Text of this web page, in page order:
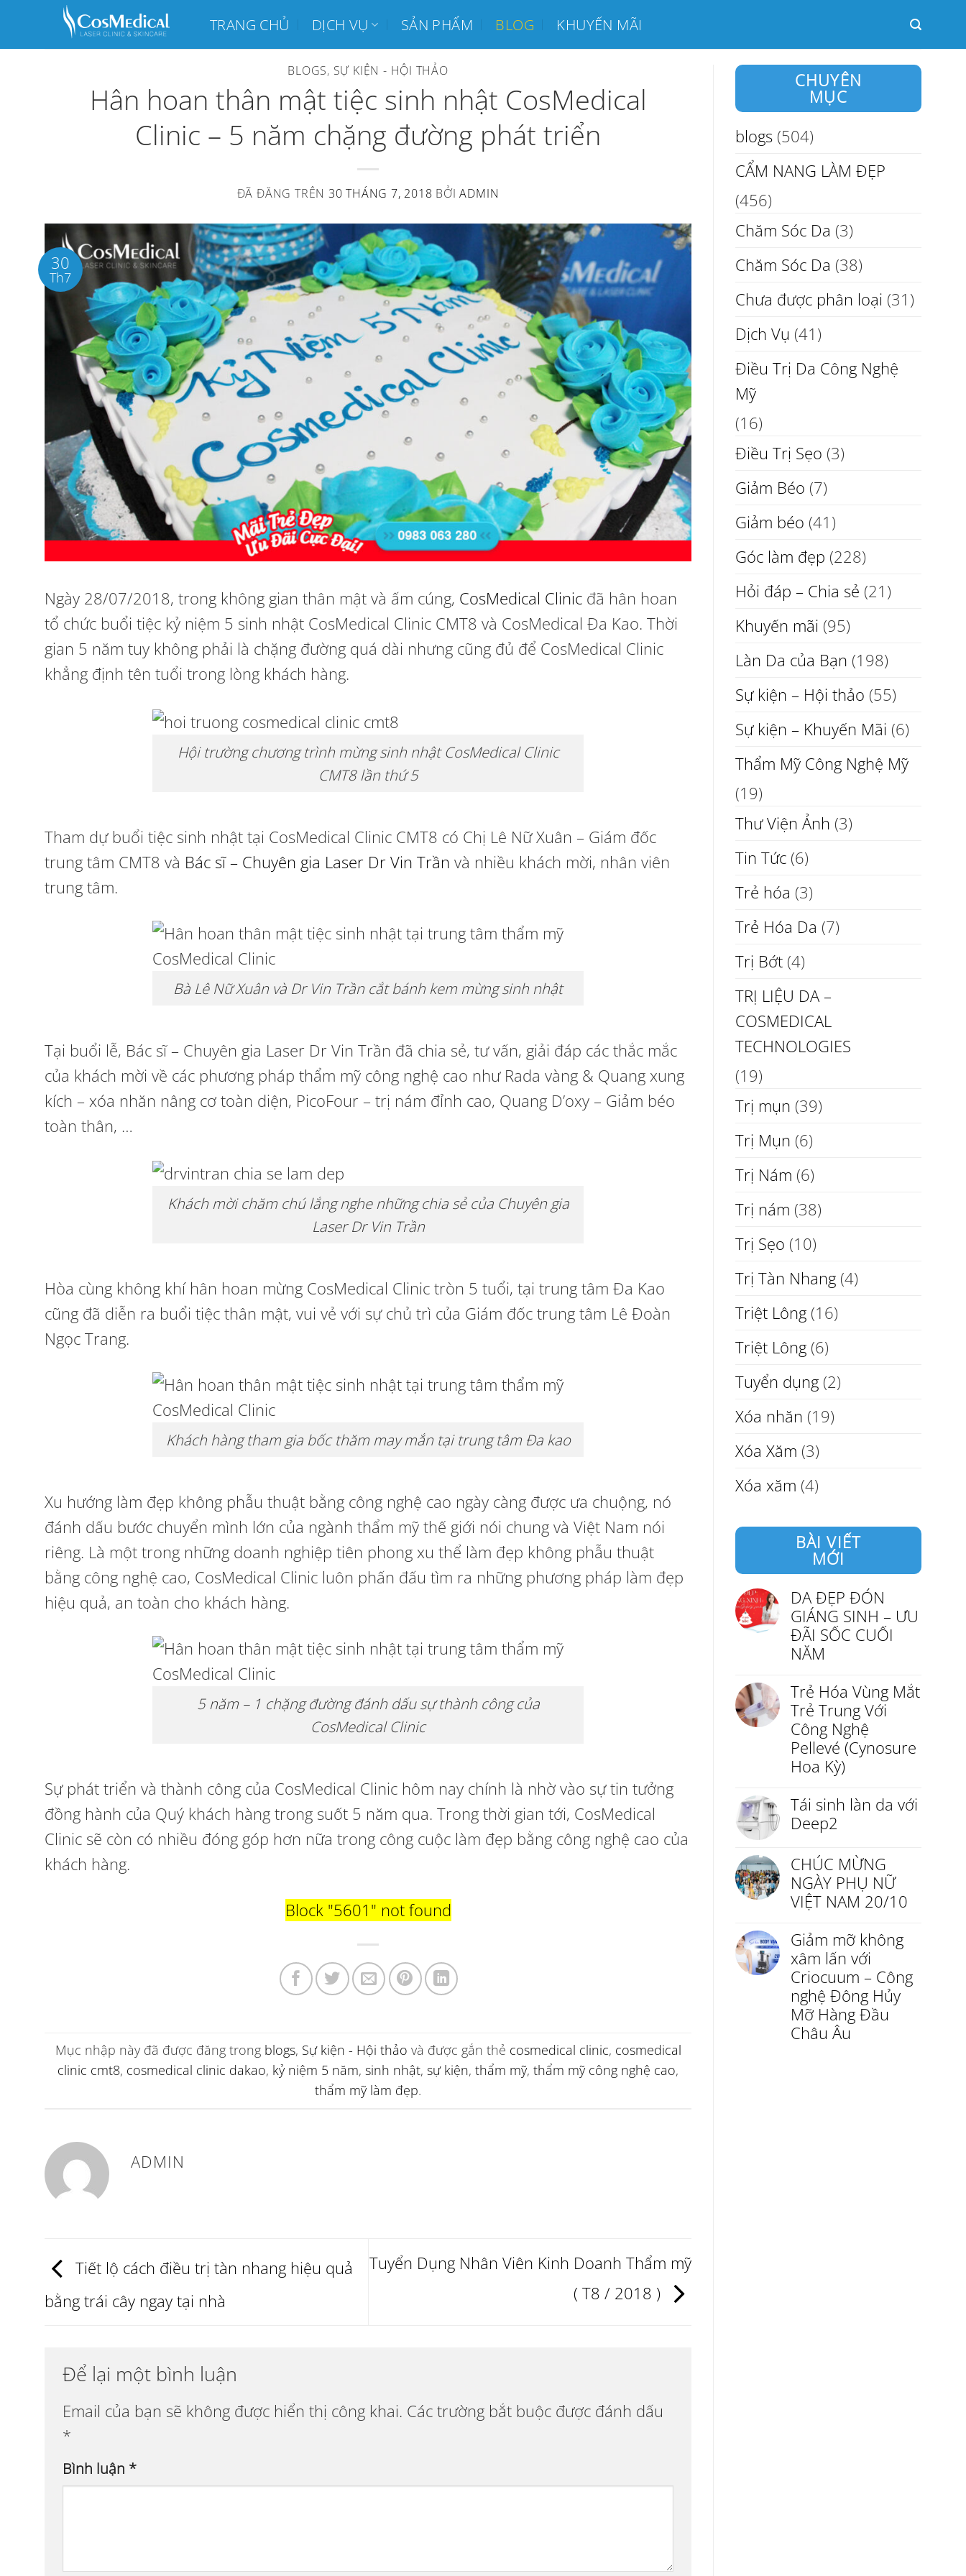
TRANG CHỦ DỊCH VỤ SẢN PHẨM BLOG KHUYẾN MÃI
BLOGS, SỰ KIỆN - HỘI THẢO
Hân hoan thân mật tiệc sinh nhật CosMedical
Clinic – 5 năm chặng đường phát triển
ĐÃ ĐĂNG TRÊN 30 THÁNG 7, 2018 BỞIADMIN
30
Th7
Ngày 28/07/2018, trong không gian thân mật và ấm cúng, CosMedical Clinic đã hân hoan
tổ chức buổi tiệc kỷ niệm 5 sinh nhật CosMedical Clinic CMT8 và CosMedical Đa Kao. Thời
gian 5 năm tuy không phải là chặng đường quá dài nhưng cũng đủ để CosMedical Clinic
khẳng định tên tuổi trong lòng khách hàng.
Hội trường chương trình mừng sinh nhật CosMedical Clinic
CMT8 lần thứ 5
Tham dự buổi tiệc sinh nhật tại CosMedical Clinic CMT8 có Chị Lê Nữ Xuân – Giám đốc
trung tâm CMT8 và Bác sĩ – Chuyên gia Laser Dr Vin Trần và nhiều khách mời, nhân viên
trung tâm.
Bà Lê Nữ Xuân và Dr Vin Trần cắt bánh kem mừng sinh nhật
Tại buổi lễ, Bác sĩ – Chuyên gia Laser Dr Vin Trần đã chia sẻ, tư vấn, giải đáp các thắc mắc
của khách mời về các phương pháp thẩm mỹ công nghệ cao như Rada vàng & Quang xung
kích – xóa nhăn nâng cơ toàn diện, PicoFour – trị nám đỉnh cao, Quang D’oxy – Giảm béo
toàn thân, …
Khách mời chăm chú lắng nghe những chia sẻ của Chuyên gia
Laser Dr Vin Trần
Hòa cùng không khí hân hoan mừng CosMedical Clinic tròn 5 tuổi, tại trung tâm Đa Kao
cũng đã diễn ra buổi tiệc thân mật, vui vẻ với sự chủ trì của Giám đốc trung tâm Lê Đoàn
Ngọc Trang.
Khách hàng tham gia bốc thăm may mắn tại trung tâm Đa kao
Xu hướng làm đẹp không phẫu thuật bằng công nghệ cao ngày càng được ưa chuộng, nó
đánh dấu bước chuyển mình lớn của ngành thẩm mỹ thế giới nói chung và Việt Nam nói
riêng. Là một trong những doanh nghiệp tiên phong xu thể làm đẹp không phẫu thuật
bằng công nghệ cao, CosMedical Clinic luôn phấn đấu tìm ra những phương pháp làm đẹp
hiệu quả, an toàn cho khách hàng.
5 năm – 1 chặng đường đánh dấu sự thành công của
CosMedical Clinic
Sự phát triển và thành công của CosMedical Clinic hôm nay chính là nhờ vào sự tin tưởng
đồng hành của Quý khách hàng trong suốt 5 năm qua. Trong thời gian tới, CosMedical
Clinic sẽ còn có nhiều đóng góp hơn nữa trong công cuộc làm đẹp bằng công nghệ cao của
khách hàng.
Block "5601" not found
Mục nhập này đã được đăng trong blogs, Sự kiện - Hội thảo và được gắn thẻ cosmedical clinic, cosmedical
clinic cmt8, cosmedical clinic dakao, kỷ niệm 5 năm, sinh nhật, sự kiện, thẩm mỹ, thẩm mỹ công nghệ cao,
thẩm mỹ làm đẹp.
ADMIN
Tiết lộ cách điều trị tàn nhang hiệu quả
bằng trái cây ngay tại nhà
Tuyển Dụng Nhân Viên Kinh Doanh Thẩm mỹ
( T8 / 2018 )
Để lại một bình luận
Email của bạn sẽ không được hiển thị công khai. Các trường bắt buộc được đánh dấu
*
Bình luận *
CHUYÊN
MỤC
blogs (504)
CẨM NANG LÀM ĐẸP
(456)
Chăm Sóc Da (3)
Chăm Sóc Da (38)
Chưa được phân loại (31)
Dịch Vụ (41)
Điều Trị Da Công Nghệ
Mỹ
(16)
Điều Trị Sẹo (3)
Giảm Béo (7)
Giảm béo (41)
Góc làm đẹp (228)
Hỏi đáp – Chia sẻ (21)
Khuyến mãi (95)
Làn Da của Bạn (198)
Sự kiện – Hội thảo (55)
Sự kiện – Khuyến Mãi (6)
Thẩm Mỹ Công Nghệ Mỹ
(19)
Thư Viện Ảnh (3)
Tin Tức (6)
Trẻ hóa (3)
Trẻ Hóa Da (7)
Trị Bớt (4)
TRỊ LIỆU DA –
COSMEDICAL
TECHNOLOGIES
(19)
Trị mụn (39)
Trị Mụn (6)
Trị Nám (6)
Trị nám (38)
Trị Sẹo (10)
Trị Tàn Nhang (4)
Triệt Lông (16)
Triệt Lông (6)
Tuyển dụng (2)
Xóa nhăn (19)
Xóa Xăm (3)
Xóa xăm (4)
BÀI VIẾT
MỚI
DA ĐẸP ĐÓN
GIÁNG SINH – ƯU
ĐÃI SỐC CUỐI
NĂM
Trẻ Hóa Vùng Mắt
Trẻ Trung Với
Công Nghệ
Pellevé (Cynosure
Hoa Kỳ)
Tái sinh làn da với
Deep2
CHÚC MỪNG
NGÀY PHỤ NỮ
VIỆT NAM 20/10
Giảm mỡ không
xâm lấn với
Criocuum – Công
nghệ Đông Hủy
Mỡ Hàng Đầu
Châu Âu